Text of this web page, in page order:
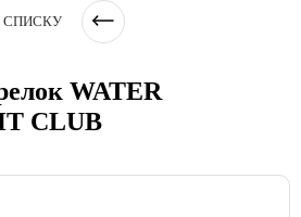
СПИСКУ
WATER
CLUB